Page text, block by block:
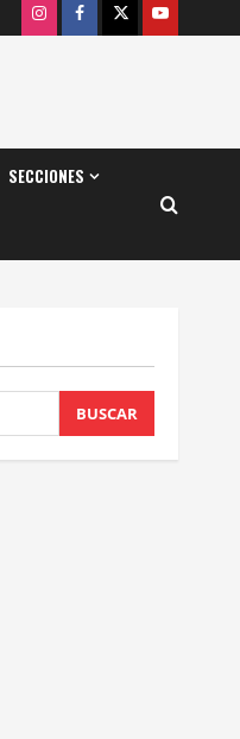
InstagramFacebook
X Youtube
SECCIONES